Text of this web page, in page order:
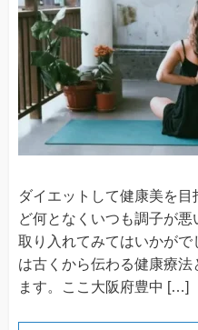
ダイエットして健康美を
ど何となくいつも調子が
取り入れてみてはいかが
は古くから伝わる健康療
ます。ここ大阪府豊中 […]